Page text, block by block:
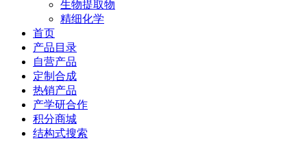
生物提取物
精细化学
首页
产品目录
自营产品
定制合成
热销产品
产学研合作
积分商城
结构式搜索